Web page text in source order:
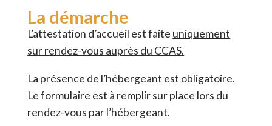
La démarche
L’attestation d’accueil est faite uniquement
sur rendez-vous auprès du CCAS.
La présence de l’hébergeant est obligatoire.
Le formulaire est à remplir sur place lors du
rendez-vous par l’hébergeant.